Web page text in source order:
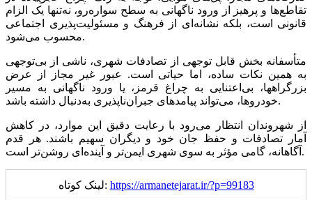
تقاطع‌ها و پرهیز از ورود ناگهانی به سطح سواره‌رو، نه‌تنها یک الزام
قانونی است، بلکه نشانه‌ای از فرهنگ و مسئولیت‌پذیری اجتماعی
محسوب می‌شود.
متأسفانه بخش قابل توجهی از تصادفات شهری، ناشی از بی‌توجهی
به همین نکات ساده، اما حیاتی است. عبور غیر مجاز از عرض
بزرگراهها، بی‌اعتنایی به چراغ قرمز، یا ورود ناگهانی به مسیر
خودروها، می‌تواند پیامد‌های جبران‌ناپذیری به‌دنبال داشته باشد.
از شهروندان انتظار می‌رود با رعایت دقیق این موارد، در کاهش
آمار تصادفات و حفظ جان خود و دیگران سهیم باشند. هر قدم
آگاهانه، گامی مؤثر به سوی شهری ایمن‌تر و آینده‌ای روشن‌تر است.
لینک کوتاه: https://armanetejarat.ir/?p=99183